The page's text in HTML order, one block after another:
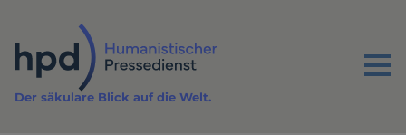
Inhalt
Menu
Der säkulare Blick auf die Welt.